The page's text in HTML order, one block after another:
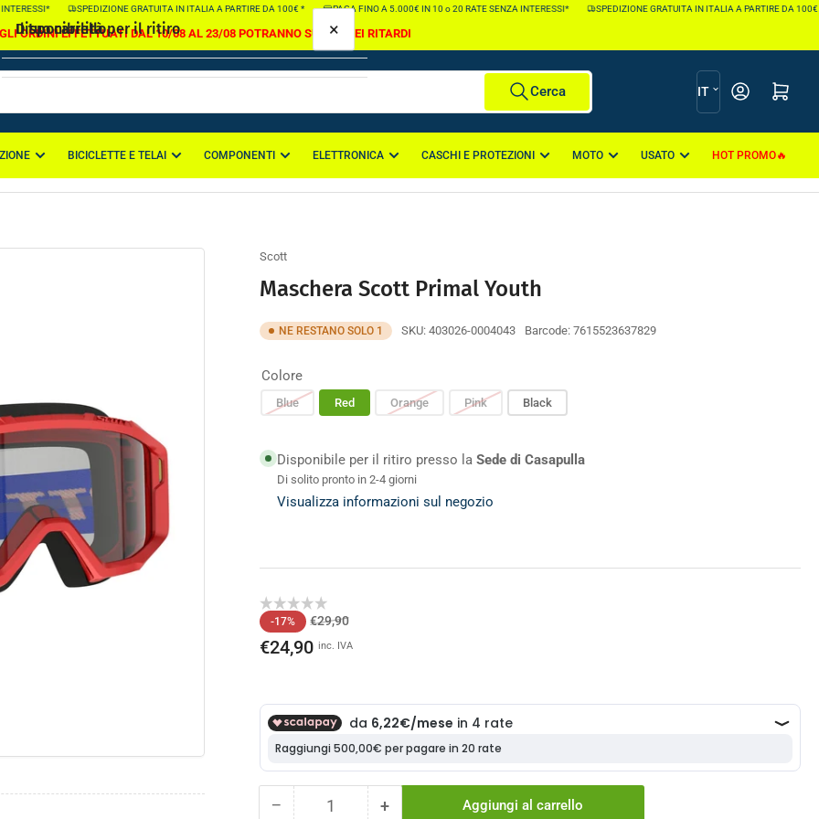
SPEDIZIONE GRATUITA IN ITALIA A PARTIRE DA 100€ * PAGA FINO A 5.000€ IN 10 o 20 RATE SENZA INTERESSI* SPEDIZIONE GRATUITA IN ITALIA A PARTIRE DA 100€ *
GLI ORDINI EFFETTUATI DAL 10/08 AL 23/08 POTRANNO SUBIRE DEI RITARDI
Cerca
L
i
n
u
IT Apri il mini
BICICLETTE E TELAI COMPONENTI ELETTRONICA CASCHI E PROTEZIONI MOTO USATO HOT PROMO
Scott
Maschera Scott Primal Youth
NE RESTANO SOLO 1 SKU: 403026-0004043 Barcode: 7615523637829
Colore
Blue Red Orange Pink Black
Disponibile per il ritiro presso la Sede di Casapulla
Di solito pronto in 2-4 giorni
Visualizza informazioni sul negozio
Prezzo
di
-17% €29,90Prezzo
scontato
€24,90 inc. IVA
− Diminuisci
Quantità +Aumenta
Aggiungi al carrello
Il tuo carrello ×
Il tuo carrello è vuoto
Disponibilità per il ritiro ×
Maschera Scott Primal Youth
Sede di Casapulla
Via Nazionale Appia 114